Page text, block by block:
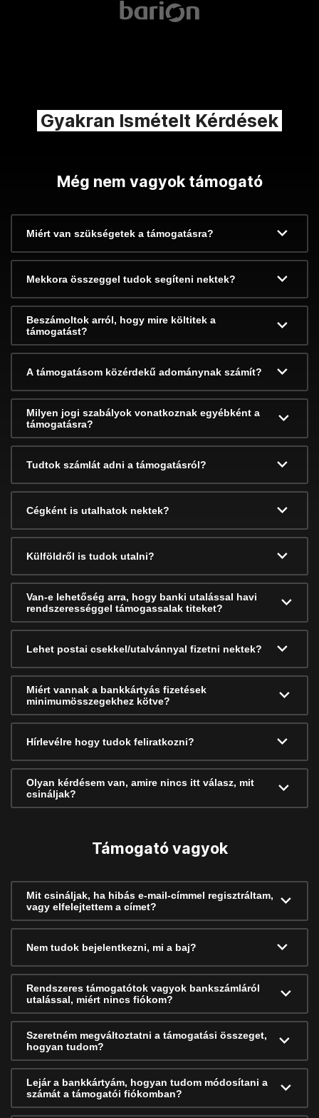
Gyakran Ismételt Kérdések
Még nem vagyok támogató
Miért van szükségetek a támogatásra?
Mekkora összeggel tudok segíteni nektek?
Beszámoltok arról, hogy mire költitek a
támogatást?
A támogatásom közérdekű adománynak számít?
Milyen jogi szabályok vonatkoznak egyébként a
támogatásra?
Tudtok számlát adni a támogatásról?
Cégként is utalhatok nektek?
Külföldről is tudok utalni?
Van-e lehetőség arra, hogy banki utalással havi
rendszerességgel támogassalak titeket?
Lehet postai csekkel/utalvánnyal fizetni nektek?
Miért vannak a bankkártyás fizetések
minimumösszegekhez kötve?
Hírlevélre hogy tudok feliratkozni?
Olyan kérdésem van, amire nincs itt válasz, mit
csináljak?
Támogató vagyok
Mit csináljak, ha hibás e-mail-címmel regisztráltam,
vagy elfelejtettem a címet?
Nem tudok bejelentkezni, mi a baj?
Rendszeres támogatótok vagyok bankszámláról
utalással, miért nincs fiókom?
Szeretném megváltoztatni a támogatási összeget,
hogyan tudom?
Lejár a bankkártyám, hogyan tudom módosítani a
számát a támogatói fiókomban?